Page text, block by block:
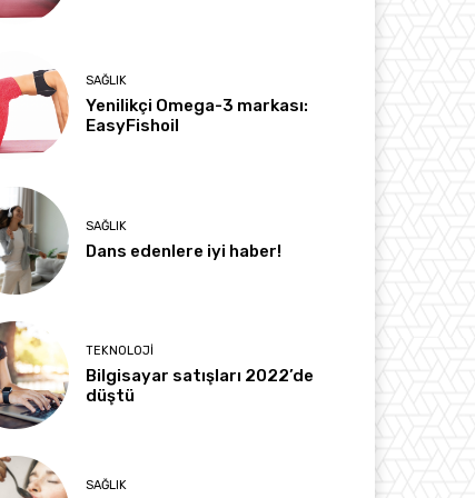
SAĞLIK
Yenilikçi Omega-3 markası:
EasyFishoil
SAĞLIK
Dans edenlere iyi haber!
TEKNOLOJI
Bilgisayar satışları 2022’de
düştü
SAĞLIK